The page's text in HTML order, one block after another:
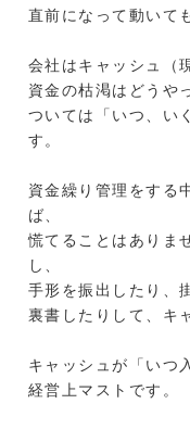
直前になって動いて
会社はキャッシュ（
資金の枯渇はどうや
ついては「いつ、い
す。
資金繰り管理をする
ば、
慌てることはありま
し、
手形を振出したり、
裏書したりして、キ
キャッシュが「いつ
経営上マストです。